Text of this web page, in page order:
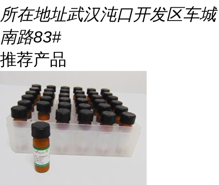
所在地址武汉沌口开发区车城
南路83#
推荐产品